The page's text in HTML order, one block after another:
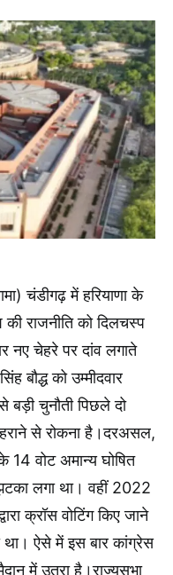
चंडीगढ़ में हरियाणा के
राजनीति को दिलचस्प
नए चेहरे पर दांव लगाते
बौद्ध को उम्मीदवार
बड़ी चुनौती पिछले दो
से रोकना है।दरअसल,
वोट अमान्य घोषित
लगा था। वहीं 2022
क्रॉस वोटिंग किए जाने
था। ऐसे में इस बार कांग्रेस
में उतरा है।राज्यसभा